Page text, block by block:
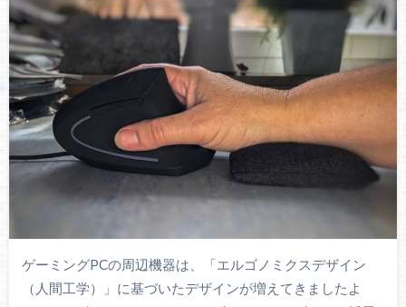
ゲーミングPCの周辺機器は、「エルゴノミクスデザイン
（人間工学）」に基づいたデザインが増えてきましたよ